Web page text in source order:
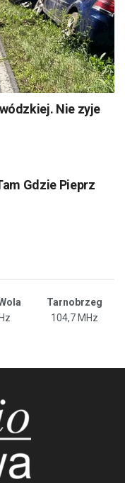
Nie zyje
Gdzie Pieprz
Tarnobrzeg
104,7 MHz